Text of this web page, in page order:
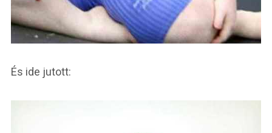
És ide jutott: